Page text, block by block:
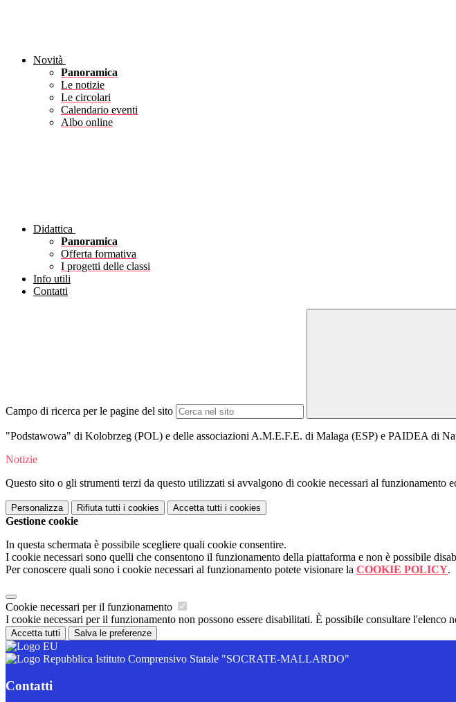
Novità
Panoramica
Le notizie
Le circolari
Calendario eventi
Albo online
Didattica
Panoramica
Offerta formativa
I progetti delle classi
Info utili
Contatti
Campo di ricerca per le pagine del sito
"Podstawowa" di Kolobrzeg (POL) e delle associazioni A.M.E.F.E. di Malaga (ESP) e PAIDEA di
Notizie
Questo sito o gli strumenti terzi da questo utilizzati si avvalgono di cookie necessari al funzionamento
Personalizza Rifiuta tutti i cookies Accetta tutti i cookies
Gestione cookie
In questa schermata è possibile scegliere quali cookie consentire.
I cookie necessari sono quelli che consentono il funzionamento della piattaforma e non è possibile
Per conoscere quali sono i cookie necessari al funzionamento potete visionare la COOKIE POLICY.
Cookie necessari per il funzionamento
I cookie necessari per il funzionamento non possono essere disabilitati. È possibile consultare l'elenco
Accetta tutti Salva le preferenze
Istituto Comprensivo Statale "SOCRATE-MALLARDO"
Contatti